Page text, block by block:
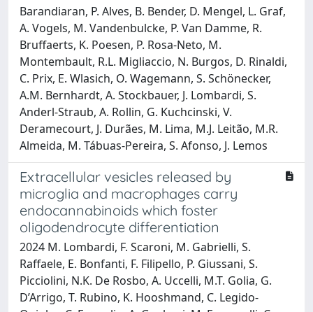
Barandiaran, P. Alves, B. Bender, D. Mengel, L. Graf,
A. Vogels, M. Vandenbulcke, P. Van Damme, R.
Bruffaerts, K. Poesen, P. Rosa-Neto, M.
Montembault, R.L. Migliaccio, N. Burgos, D. Rinaldi,
C. Prix, E. Wlasich, O. Wagemann, S. Schönecker,
A.M. Bernhardt, A. Stockbauer, J. Lombardi, S.
Anderl-Straub, A. Rollin, G. Kuchcinski, V.
Deramecourt, J. Durães, M. Lima, M.J. Leitão, M.R.
Almeida, M. Tábuas-Pereira, S. Afonso, J. Lemos
Extracellular vesicles released by
microglia and macrophages carry
endocannabinoids which foster
oligodendrocyte differentiation
2024 M. Lombardi, F. Scaroni, M. Gabrielli, S.
Raffaele, E. Bonfanti, F. Filipello, P. Giussani, S.
Picciolini, N.K. De Rosbo, A. Uccelli, M.T. Golia, G.
D’Arrigo, T. Rubino, K. Hooshmand, C. Legido-